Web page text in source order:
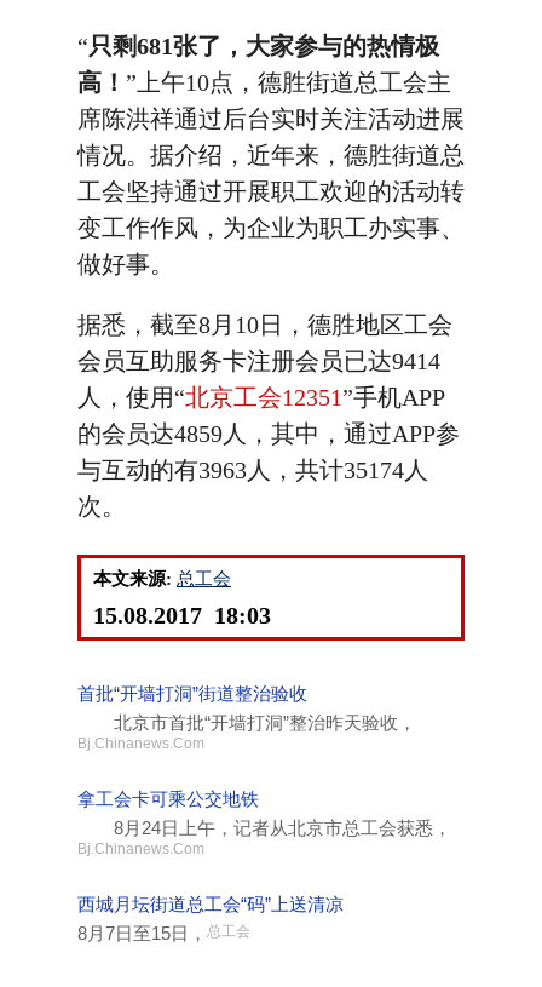
“只剩681张了，大家参与的热情极
高！ ”上午10点，德胜街道总工会主
席陈洪祥通过后台实时关注活动进展
情况。据介绍，近年来，德胜街道总
工会坚持通过开展职工欢迎的活动转
变工作作风，为企业为职工办实事、
做好事。
据悉，截至8月10日，德胜地区工会
会员互助服务卡注册会员已达9414
人，使用“北京工会12351”手机APP
的会员达4859人，其中，通过APP参
与互动的有3963人，共计35174人
次。
本文来源: 总工会
15.08.2017 18:03
首批“开墙打洞”街道整治验收
北京市首批“开墙打洞”整治昨天验收，
Bj.Chinanews.Com
拿工会卡可乘公交地铁
8月24日上午，记者从北京市总工会获悉，
Bj.Chinanews.Com
西城月坛街道总工会“码”上送清凉
8月7日至15日， 总工会